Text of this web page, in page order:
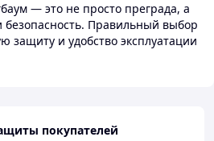
— это не просто преграда, а
безопасность. Правильный выбор
защиту и удобство эксплуатации
покупателей